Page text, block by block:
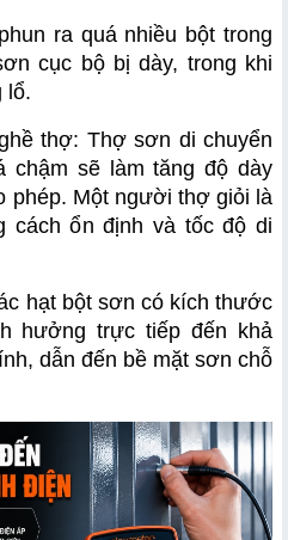
ra quá nhiều bột trong
cục bộ bị dày, trong khi
lổ.
thợ: Thợ sơn di chuyển
chậm sẽ làm tăng độ dày
phép. Một người thợ giỏi là
cách ổn định và tốc độ di
hạt bột sơn có kích thước
hưởng trực tiếp đến khả
dẫn đến bề mặt sơn chỗ